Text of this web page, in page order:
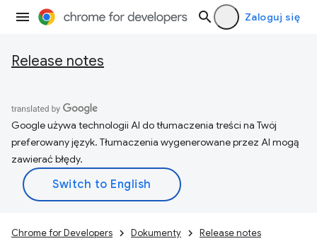
Zaloguj się
Release notes
Google używa technologii AI do tłumaczenia treści na Twój
preferowany język. Tłumaczenia wygenerowane przez AI mogą
zawierać błędy.
Chrome for Developers Dokumenty Release notes